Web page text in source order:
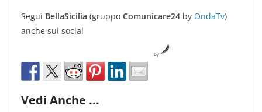
Segui BellaSicilia (gruppo Comunicare24 by OndaTv)
anche sui social
by
Vedi Anche ...